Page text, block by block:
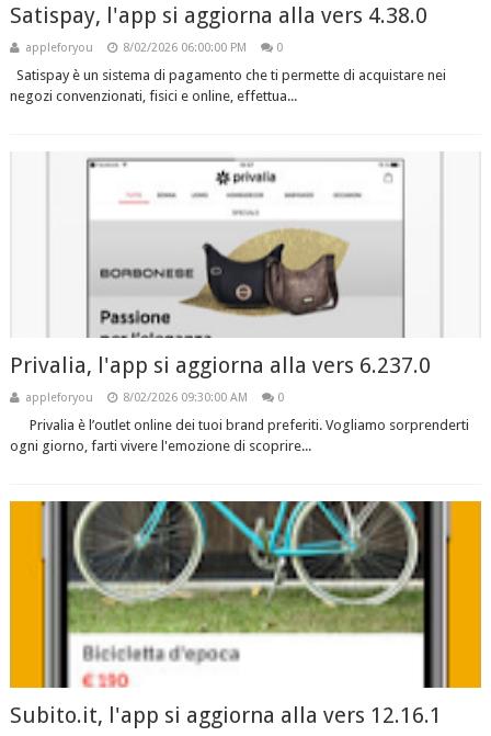
Satispay, l'app si aggiorna alla vers 4.38.0
appleforyou 8/02/2026 06:00:00 PM 0
Satispay è un sistema di pagamento che ti permette di acquistare nei
negozi convenzionati, fisici e online, effettua...
Privalia, l'app si aggiorna alla vers 6.237.0
appleforyou 8/02/2026 09:30:00 AM 0
Privalia è l’outlet online dei tuoi brand preferiti. Vogliamo sorprenderti
ogni giorno, farti vivere l'emozione di scoprire...
Subito.it, l'app si aggiorna alla vers 12.16.1